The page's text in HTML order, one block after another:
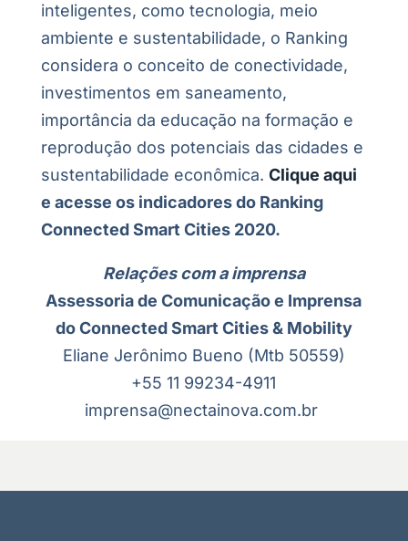
inteligentes, como tecnologia, meio
ambiente e sustentabilidade, o Ranking
considera o conceito de conectividade,
investimentos em saneamento,
importância da educação na formação e
reprodução dos potenciais das cidades e
sustentabilidade econômica. Clique aqui
e acesse os indicadores do Ranking
Connected Smart Cities 2020.
Relações com a imprensa
Assessoria de Comunicação e Imprensa
do Connected Smart Cities & Mobility
Eliane Jerônimo Bueno (Mtb 50559)
+55 11 99234-4911
imprensa@nectainova.com.br